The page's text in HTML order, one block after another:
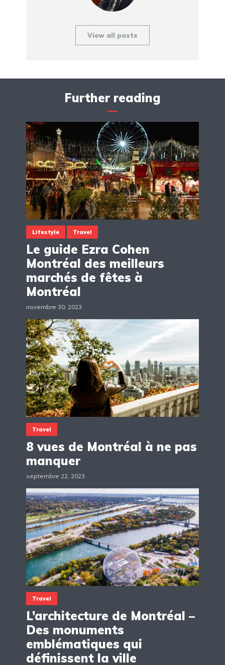
View all posts
Further reading
Lifestyle Travel
Le guide Ezra Cohen
Montréal des meilleurs
marchés de fêtes à
Montréal
novembre 30, 2023
Travel
8 vues de Montréal à ne pas
manquer
septembre 22, 2023
Travel
L’architecture de Montréal –
Des monuments
emblématiques qui
définissent la ville